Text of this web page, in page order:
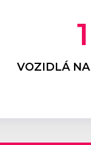
1
VOZIDLÁ